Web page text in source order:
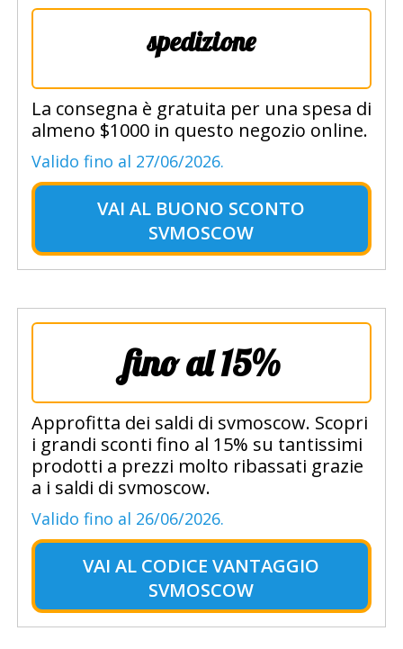
spedizione
La consegna è gratuita per una spesa di
almeno $1000 in questo negozio online.
Valido fino al 27/06/2026.
VAI AL BUONO SCONTO
SVMOSCOW
fino al 15%
Approfitta dei saldi di svmoscow. Scopri
i grandi sconti fino al 15% su tantissimi
prodotti a prezzi molto ribassati grazie
a i saldi di svmoscow.
Valido fino al 26/06/2026.
VAI AL CODICE VANTAGGIO
SVMOSCOW